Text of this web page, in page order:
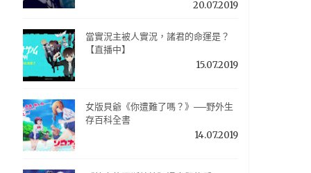
20.07.2019
當實況主被人實況，諸君的命運是？
【直播中】
15.07.2019
女版貝爺《你遭難了嗎？》──野外生
存百科全書
14.07.2019